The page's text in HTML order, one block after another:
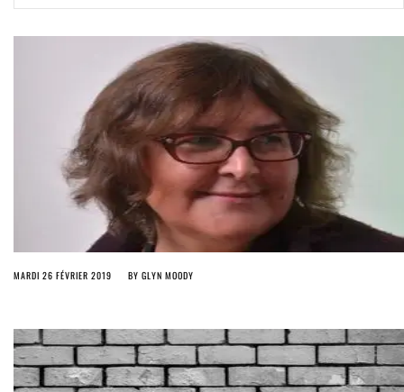
ago byHerman Rucic
turn it into magic pixie dust
5 years ago byGlyn Moody
MARDI 26 FÉVRIER 2019 BY GLYN MOODY